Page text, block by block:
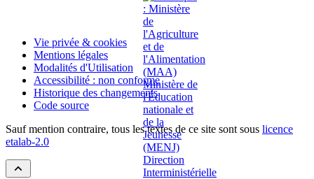
Vie privée & cookies
Mentions légales
Modalités d'Utilisation
Accessibilité : non conforme
Historique des changements
Code source
Sauf mention contraire, tous les textes de ce site sont sous licence
etalab-2.0